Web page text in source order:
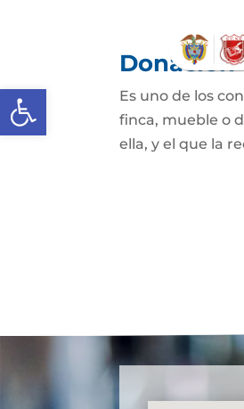
Abrir barra de herramientas
Donación
Es uno de los
finca, mueble o
ella, y el que la